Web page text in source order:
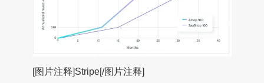
[图片注释]Stripe[/图片注释]